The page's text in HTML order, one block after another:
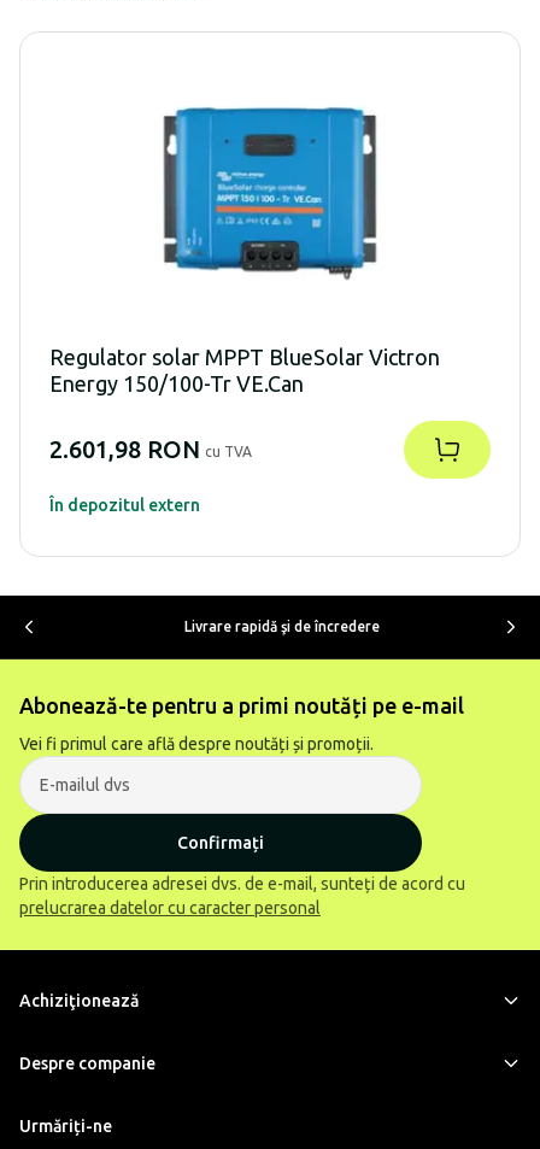
Regulator solar MPPT BlueSolar Victron
Energy 150/100-Tr VE.Can
2.601,98 RON cu TVA
În depozitul extern
Livrare rapidă şi de încredere
Abonează-te pentru a primi noutăți pe e-mail
Vei fi primul care află despre noutăți și promoții.
Confirmați
Prin introducerea adresei dvs. de e-mail, sunteți de acord cu
prelucrarea datelor cu caracter personal
Achiziţionează
Despre companie
Urmăriți-ne